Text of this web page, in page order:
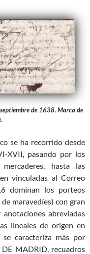
de 1638. Marca de
se ha recorrido desde
pasando por los
hasta las
vinculadas al Correo
dominan los porteos
maravedíes) con gran
abreviadas
lineales de origen en
caracteriza más por
MADRID, recuadros